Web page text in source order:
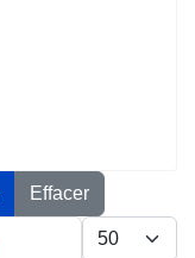
Effacer
Affichage #